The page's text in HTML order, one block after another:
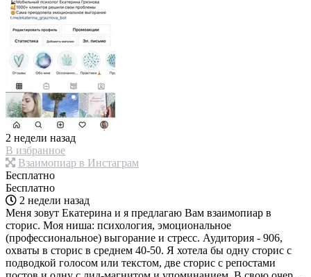
2 недели назад
В избранное
Взаимопиар в Инстаграм
Бесплатно
Бесплатно
2 недели назад
Меня зовут Екатерина и я предлагаю Вам взаимопиар в
сторис. Моя ниша: психология, эмоциональное
(профессиональное) выгорание и стресс. Аудитория - 906,
охваты в сторис в среднем 40-50. Я хотела бы одну сторис с
подводкой голосом или текстом, две сторис с репостами